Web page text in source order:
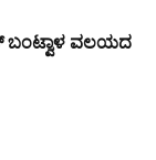
ವಲಯದ